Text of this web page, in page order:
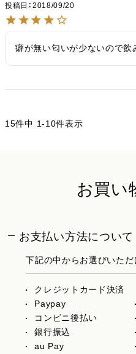
投稿日
2018/09/20
癖が無い匂いが少ないので飲
15件中 1-10件表示
お買い
お支払い方法について
下記の中からお選びいただ
クレジットカード決済
Paypay
コンビニ後払い
銀行振込
au Pay